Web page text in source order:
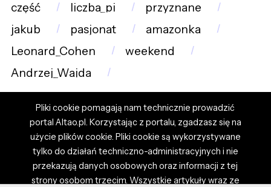
część
liczba_pi
przyznane
jakub
pasjonat
amazonka
Leonard_Cohen
weekend
Andrzej_Wajda
Pliki cookie pomagają nam technicznie prowadzić
portal Altao.pl. Korzystając z portalu, zgadzasz się na
użycie plików cookie. Pliki cookie są wykorzystywane
tylko do działań techniczno-administracyjnych i nie
przekazują danych osobowych oraz informacji z tej
strony osobom trzecim. Wszystkie artykuły wraz ze